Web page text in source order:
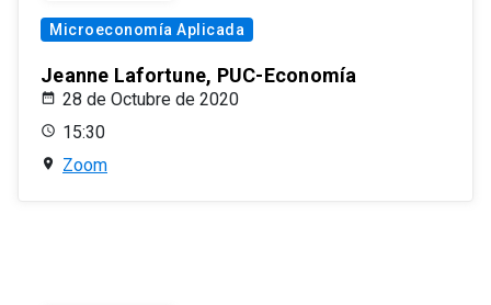
Microeconomía Aplicada
Jeanne Lafortune, PUC-Economía
28 de Octubre de 2020
15:30
Zoom